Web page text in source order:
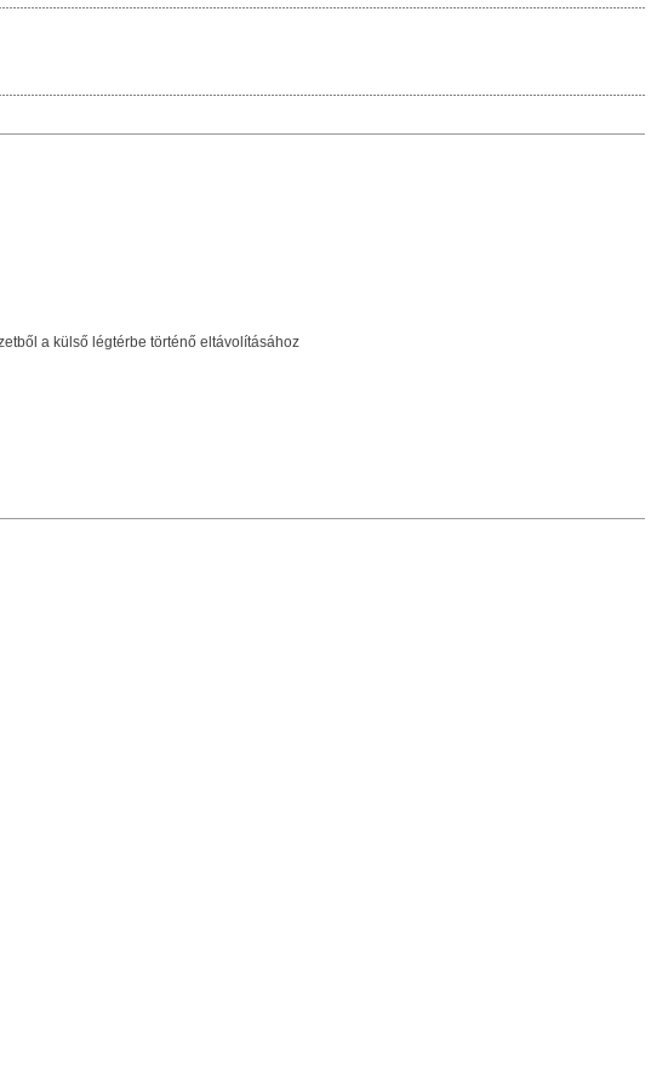
a külső légtérbe történő eltávolításához